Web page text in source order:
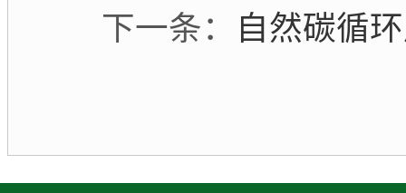
下一条：
自然碳循